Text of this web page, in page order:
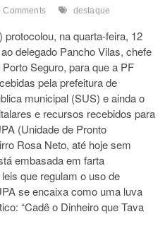
Comments destaque
na quarta-feira, 12
delegado Pancho Vilas, chefe
Seguro, para que a PF
pela prefeitura de
municipal (SUS) e ainda o
e recursos recebidos para
(Unidade de Pronto
Rosa Neto, até hoje sem
embasada em farta
que regulam o uso de
se encaixa como uma luva
“Cadê o Dinheiro que Tava